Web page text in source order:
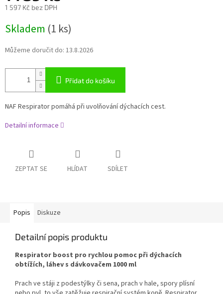
1 597 Kč bez DPH
cena:
Skladem (1 ks)
Můžeme doručit do: 13.8.2026
Přidat do košíku
NAF Respirator pomáhá při uvolňování dýchacích cest.
Detailní informace
ZEPTAT SE HLÍDAT SDÍLET
Popis Diskuze
Detailní popis produktu
Respirator boost pro rychlou pomoc při dýchacích
obtížích, láhev s dávkovačem 1000 ml
Prach ve stáji z podestýlky či sena, prach v hale, spory plísní